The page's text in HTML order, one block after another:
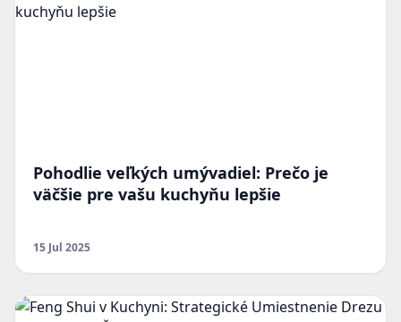
Pohodlie veľkých umývadiel: Prečo je
väčšie pre vašu kuchyňu lepšie
15 Jul 2025